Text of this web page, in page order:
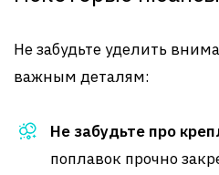
Не забудьте уделить
важным деталям:
Не забудьте про
поплавок прочно